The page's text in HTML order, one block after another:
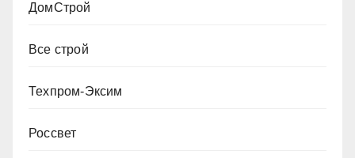
ДомСтрой
Все строй
Техпром-Эксим
Россвет